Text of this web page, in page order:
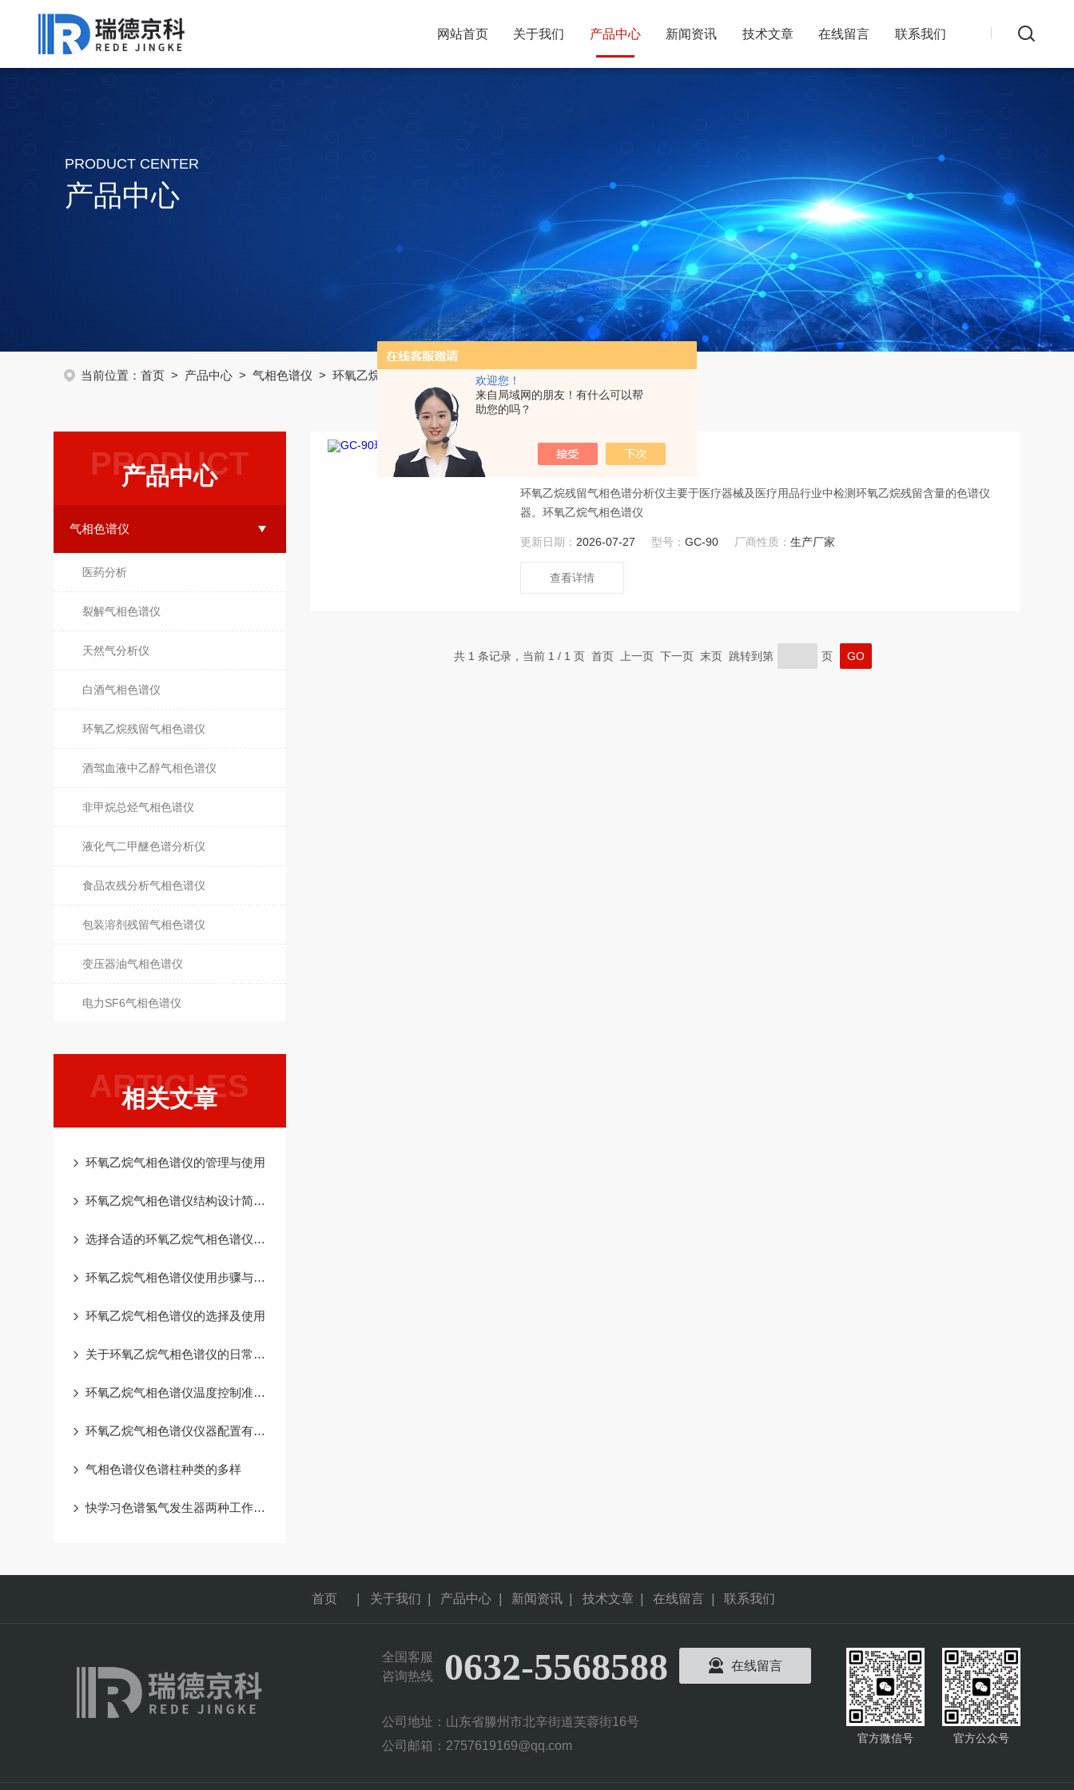
欢迎您！
来自局域网的朋友！有什么可以帮
助您的吗？
网站首页 关于我们 产品中心 新闻资讯 技术文章 在线留言 联系我们
PRODUCT CENTER
产品中心
当前位置：首页 > 产品中心 >气相色谱仪 > 环氧乙烷残留气相色谱仪
PRODUCT
产品中心
气相色谱仪
医药分析
裂解气相色谱仪
天然气分析仪
白酒气相色谱仪
环氧乙烷残留气相色谱仪
酒驾血液中乙醇气相色谱仪
非甲烷总烃气相色谱仪
液化气二甲醚色谱分析仪
食品农残分析气相色谱仪
包装溶剂残留气相色谱仪
变压器油气相色谱仪
电力SF6气相色谱仪
ARTICLES
相关文章
环氧乙烷气相色谱仪的管理与使用
环氧乙烷气相色谱仪结构设计简洁、外形设计美观
选择合适的环氧乙烷气相色谱仪需要综合考虑多个因素
环氧乙烷气相色谱仪使用步骤与操作规范
环氧乙烷气相色谱仪的选择及使用
关于环氧乙烷气相色谱仪的日常维护,这些你一定要知道
环氧乙烷气相色谱仪温度控制准确稳定且快速
环氧乙烷气相色谱仪仪器配置有哪些优势
气相色谱仪色谱柱种类的多样
快学习色谱氢气发生器两种工作原理
GC-90环氧乙烷气相色谱仪
环氧乙烷残留气相色谱分析仪主要于医疗器械及医疗用品行业中检测环氧乙烷残留含量的色谱仪
器。环氧乙烷气相色谱仪
更新日期： 2026-07-27 型号：GC-90 厂商性质：生产厂家
查看详情
共 1 条记录，当前 1 / 1 页 首页 上一页 下一页 末页 跳转到第 页
首页 关于我们 产品中心 新闻资讯 技术文章 在线留言 联系我们
全国客服
咨询热线
0632-5568588 在线留言
公司地址：山东省滕州市北辛街道芙蓉街16号
公司邮箱：2757619169@qq.com
官方微信号 官方公众号